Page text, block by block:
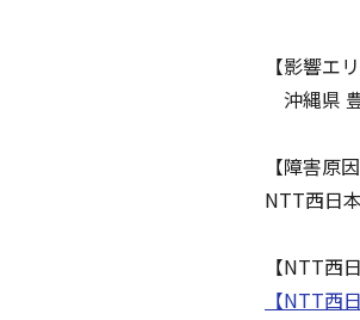
【影響エ
沖縄県
【障害原因
NTT西日
【NTT西
【NTT西